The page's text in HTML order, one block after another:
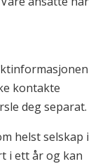
kontakte
deg separat.
helst selskap i
i ett år og kan